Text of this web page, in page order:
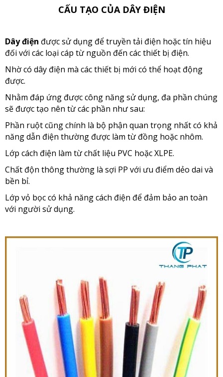
CẤU TẠO CỦA DÂY ĐIỆN
Dây điện được sử dụng để truyền tải điện hoặc tín hiệu
đối với các loại cáp từ nguồn đến các thiết bị điện.
Nhờ có dây điện mà các thiết bị mới có thể hoạt động
được.
Nhằm đáp ứng được công năng sử dụng, đa phần chúng
sẽ được tạo nên từ các phần như sau:
Phần ruột cũng chính là bộ phận quan trọng nhất có khả
năng dẫn điện thường được làm từ đồng hoặc nhôm.
Lớp cách điện làm từ chất liệu PVC hoặc XLPE.
Chất độn thông thường là sợi PP với ưu điểm dẻo dai và
bền bỉ.
Lớp vỏ bọc có khả năng cách điện để đảm bảo an toàn
với người sử dụng.